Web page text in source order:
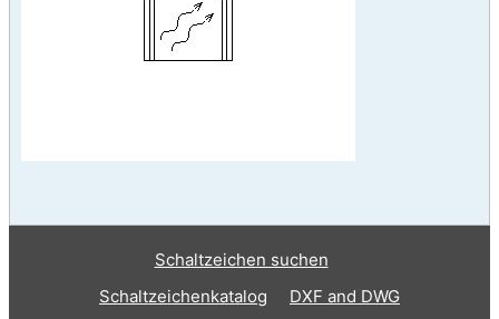
Schaltzeichen suchen
Schaltzeichenkatalog
DXF and DWG